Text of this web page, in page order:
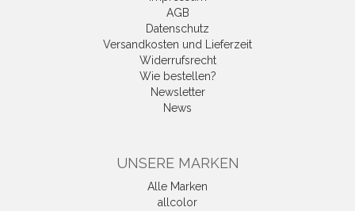
AGB
Datenschutz
Versandkosten und Lieferzeit
Widerrufsrecht
Wie bestellen?
Newsletter
News
UNSERE MARKEN
Alle Marken
allcolor